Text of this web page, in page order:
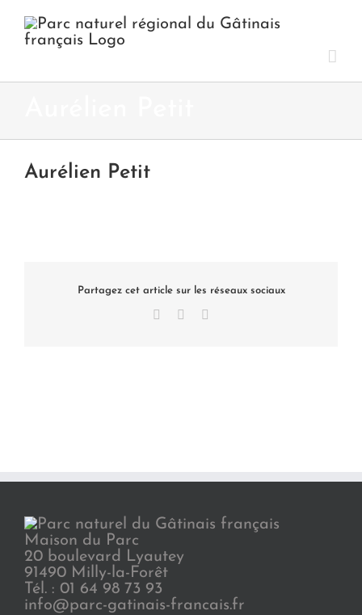
contenu
Aurélien Petit
Partagez cet article sur les réseaux sociaux
Facebook
Maison du Parc
20 boulevard Lyautey
91490 Milly-la-Forêt
Tél. : 01 64 98 73 93
info@parc-gatinais-francais.fr